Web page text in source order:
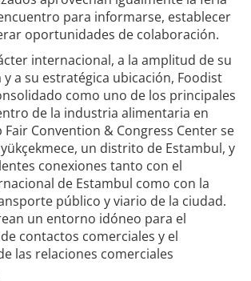
para informarse, establecer
oportunidades de colaboración.
internacional, a la amplitud de su
a su estratégica ubicación, Foodist
como uno de los principales
de la industria alimentaria en
Fair Convention & Congress Center se
un distrito de Estambul, y
conexiones tanto con el
de Estambul como con la
público y viario de la ciudad.
un entorno idóneo para el
contactos comerciales y el
las relaciones comerciales